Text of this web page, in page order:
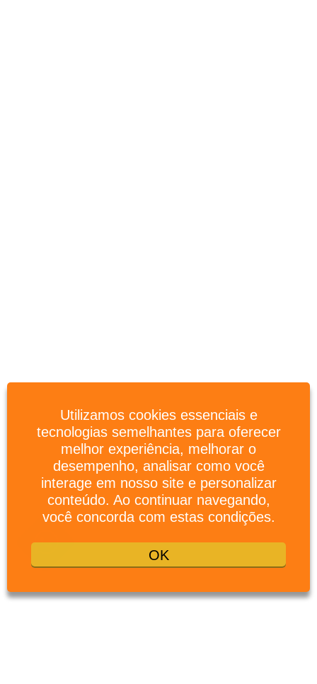
Utilizamos cookies essenciais e
tecnologias semelhantes para oferecer
melhor experiência, melhorar o
desempenho, analisar como você
interage em nosso site e personalizar
conteúdo. Ao continuar navegando,
você concorda com estas condições.
OK